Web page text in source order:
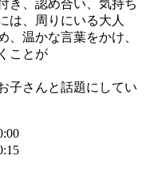
き、認め合い、気持ち
は、周りにいる大人
、温かな言葉をかけ、
ことが
子さんと話題にしてい